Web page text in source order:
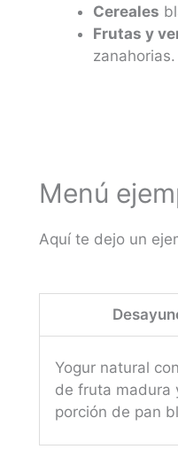
Cereales
Frutas y
zanahorias.
Menú
Aquí te dejo un
Yogur natural
de fruta madura
porción de pan